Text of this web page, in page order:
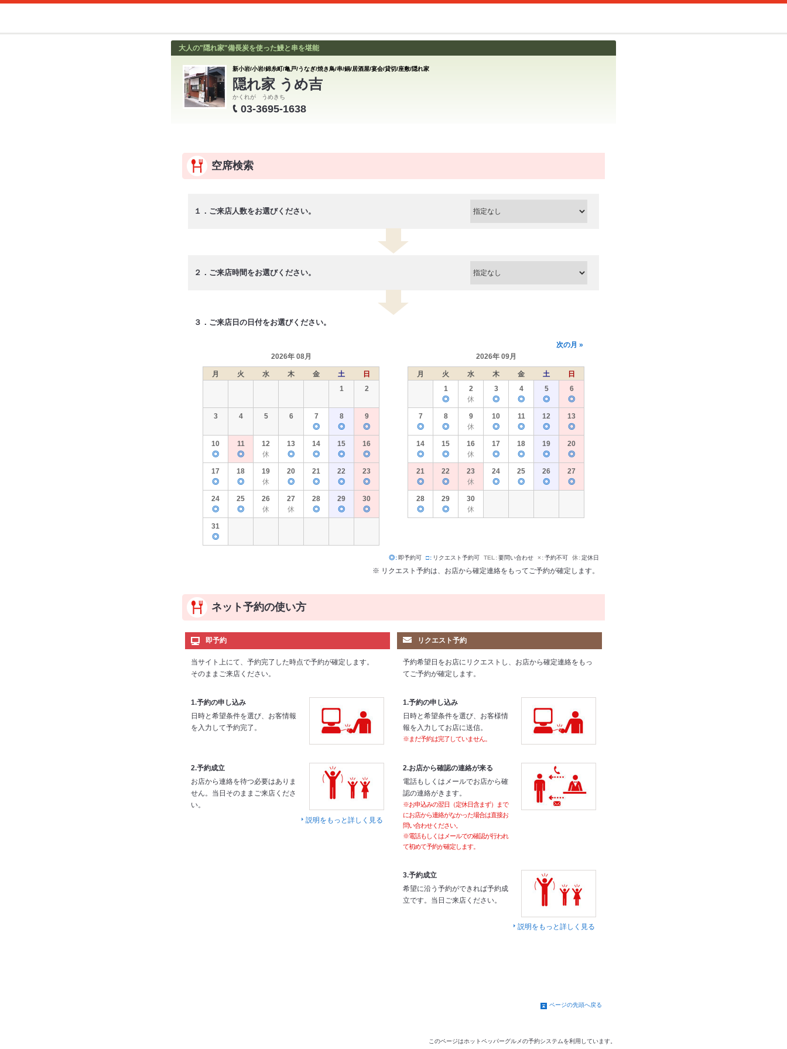
大人の"隠れ家"備長炭を使った鰻と串を堪能
新小岩/小岩/錦糸町/亀戸/うなぎ/焼き鳥/串/鍋/居酒屋/宴会/貸切/座敷/隠れ家
隠れ家 うめ吉
かくれが うめきち
03-3695-1638
空席検索
１．ご来店人数をお選びください。
２．ご来店時間をお選びください。
３．ご来店日の日付をお選びください。
2026年 08月
月 火 水 木 金 土
日
1
2
3 4 5 6
7
◎
8
◎
9
◎
10
◎
11
◎
12
休
13
◎
14
◎
15
◎
16
◎
17
◎
18
◎
19
休
20
◎
21
◎
22
◎
23
◎
24
◎
25
◎
26
休
27
休
28
◎
29
◎
30
◎
31
◎
2026年 09月
月 火 水 木 金 土
日
1
◎
2
休
3
◎
4
◎
5
◎
6
◎
7
◎
8
◎
9
休
10
◎
11
◎
12
◎
13
◎
14
◎
15
◎
16
休
17
◎
18
◎
19
◎
20
◎
21
◎
22
◎
23
休
24
◎
25
◎
26
◎
27
◎
28
◎
29
◎
30
休
次の月 »
◎ 即予約可 □ リクエスト予約可 TEL 要問い合わせ × 予約不可 休 定休日
※ リクエスト予約は、お店から確定連絡をもってご予約が確定します。
ネット予約の使い方
即予約
当サイト上にて、予約完了した時点で予約が確定します。
そのままご来店ください。
1.予約の申し込み
日時と希望条件を選び、お客情報
を入力して予約完了。
2.予約成立
お店から連絡を待つ必要はありま
せん。当日そのままご来店くださ
い。
説明をもっと詳しく見る
リクエスト予約
予約希望日をお店にリクエストし、お店から確定連絡をもっ
てご予約が確定します。
1.予約の申し込み
日時と希望条件を選び、お客様情
報を入力してお店に送信。
※まだ予約は完了していません。
2.お店から確認の連絡が来る
電話もしくはメールでお店から確
認の連絡がきます。
※お申込みの翌日（定休日含まず）まで
にお店から連絡がなかった場合は直接お
問い合わせください。
※電話もしくはメールでの確認が行われ
て初めて予約が確定します。
3.予約成立
希望に沿う予約ができれば予約成
立です。当日ご来店ください。
説明をもっと詳しく見る
ページの先頭へ戻る
このページはホットペッパーグルメの予約システムを利用しています。